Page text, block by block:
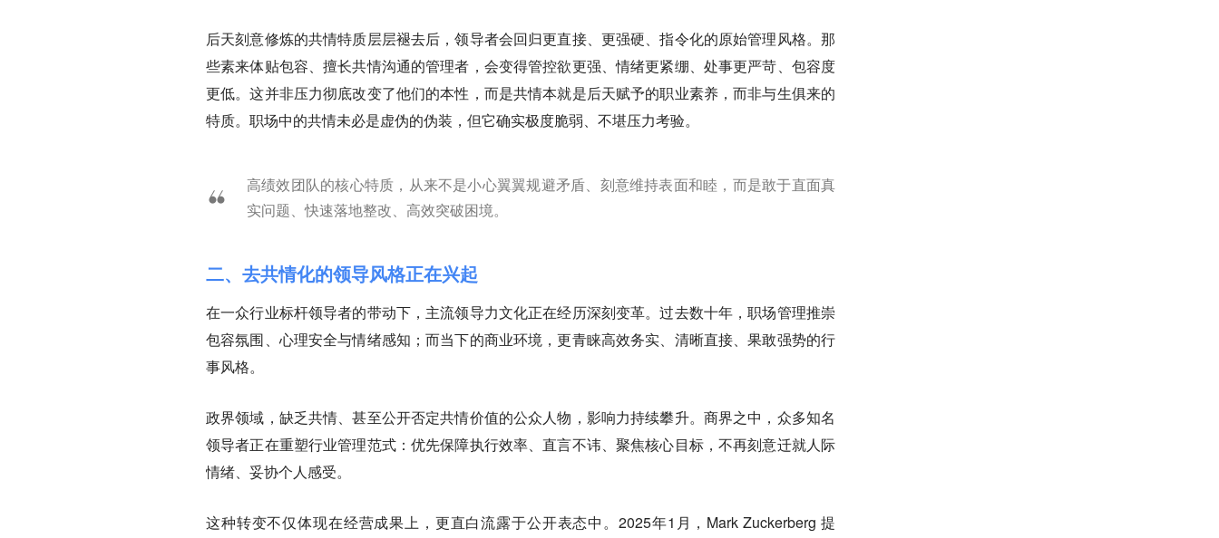
后天刻意修炼的共情特质层层褪去后，领导者会回归更直接、更强硬、指令化的原始管理风格。那
些素来体贴包容、擅长共情沟通的管理者，会变得管控欲更强、情绪更紧绷、处事更严苛、包容度
更低。这并非压力彻底改变了他们的本性，而是共情本就是后天赋予的职业素养，而非与生俱来的
特质。职场中的共情未必是虚伪的伪装，但它确实极度脆弱、不堪压力考验。
高绩效团队的核心特质，从来不是小心翼翼规避矛盾、刻意维持表面和睦，而是敢于直面真
实问题、快速落地整改、高效突破困境。
二、去共情化的领导风格正在兴起
在一众行业标杆领导者的带动下，主流领导力文化正在经历深刻变革。过去数十年，职场管理推崇
包容氛围、心理安全与情绪感知；而当下的商业环境，更青睐高效务实、清晰直接、果敢强势的行
事风格。
政界领域，缺乏共情、甚至公开否定共情价值的公众人物，影响力持续攀升。商界之中，众多知名
领导者正在重塑行业管理范式：优先保障执行效率、直言不讳、聚焦核心目标，不再刻意迁就人际
情绪、妥协个人感受。
这种转变不仅体现在经营成果上，更直白流露于公开表态中。2025年1月，Mark Zuckerberg 提